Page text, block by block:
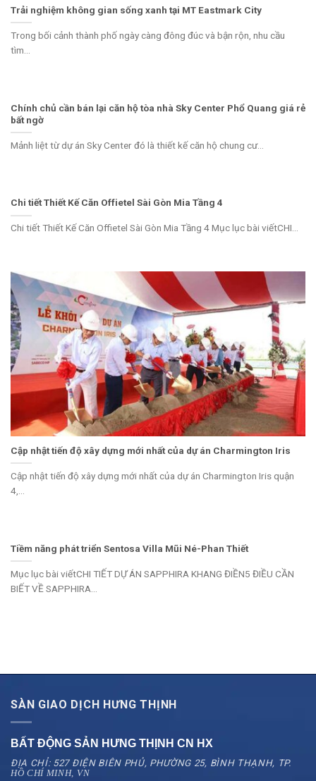
Trải nghiệm không gian sống xanh tại MT Eastmark City
Trong bối cảnh thành phố ngày càng đông đúc và bận rộn, nhu cầu
tìm...
Chính chủ cần bán lại căn hộ tòa nhà Sky Center Phổ Quang giá rẻ
bất ngờ
Mảnh liệt từ dự án Sky Center đó là thiết kế căn hộ chung cư...
Chi tiết Thiết Kế Căn Offietel Sài Gòn Mia Tầng 4
Chi tiết Thiết Kế Căn Offietel Sài Gòn Mia Tầng 4 Mục lục bài viếtCHI...
Cập nhật tiến độ xây dựng mới nhất của dự án Charmington Iris
Cập nhật tiến độ xây dựng mới nhất của dự án Charmington Iris quận
4,...
Tiềm năng phát triển Sentosa Villa Mũi Né-Phan Thiết
Mục lục bài viếtCHI TIẾT DỰ ÁN SAPPHIRA KHANG ĐIỀN5 ĐIỀU CẦN
BIẾT VỀ SAPPHIRA...
SÀN GIAO DỊCH HƯNG THỊNH
BẤT ĐỘNG SẢN HƯNG THỊNH CN HX
ĐỊA CHỈ: 527 ĐIỆN BIÊN PHỦ, PHƯỜNG 25, BÌNH THẠNH, TP.
HỒ CHÍ MINH, VN